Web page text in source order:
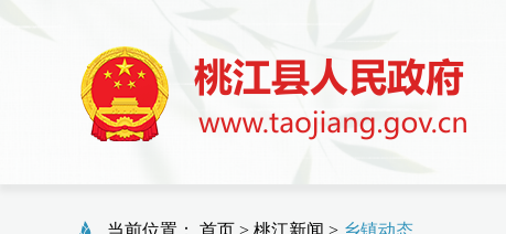
当前位置： 首页 > 桃江新闻 > 乡镇动态